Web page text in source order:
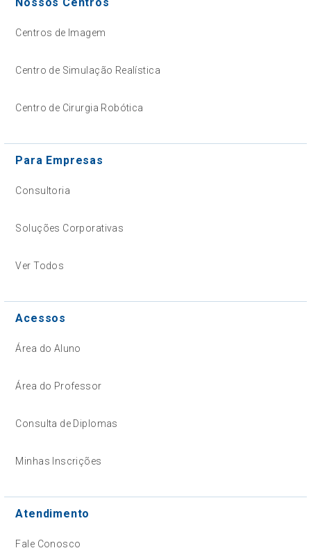
Centros de Imagem
Centro de Simulação Realística
Centro de Cirurgia Robótica
Para Empresas
Consultoria
Soluções Corporativas
Ver Todos
Acessos
Área do Aluno
Área do Professor
Consulta de Diplomas
Minhas Inscrições
Atendimento
Fale Conosco